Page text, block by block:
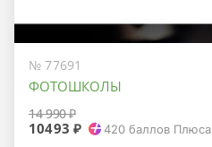
№ 77691
ФОТОШКОЛЫ
14 990 ₽
10493 ₽ 420 баллов Плюса